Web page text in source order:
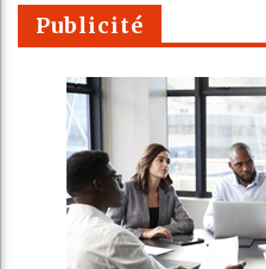
Publicité